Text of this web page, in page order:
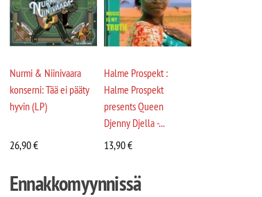
Nurmi & Niinivaara
konserni: Tää ei pääty
hyvin (LP)
26,90€
Halme Prospekt :
Halme Prospekt
presents Queen
Djenny Djella -...
13,90€
Ennakkomyynnissä